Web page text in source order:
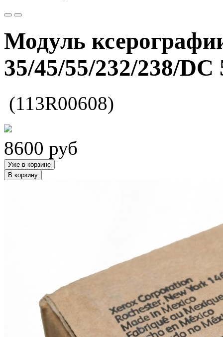
Модуль
35/45/55/232/238/DC
(113R00608)
8600 руб
Уже в корзине
В корзину